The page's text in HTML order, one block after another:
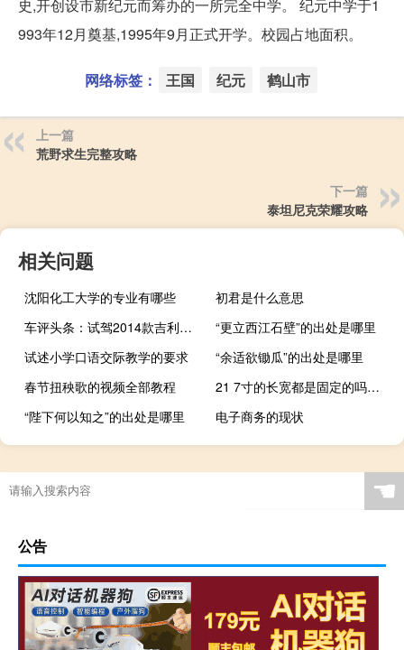
史,开创设市新纪元而筹办的一所完全中学。 纪元中学于1
993年12月奠基,1995年9月正式开学。校园占地面积。
网络标签： 王国 纪元 鹤山市
上一篇
荒野求生完整攻略
下一篇
泰坦尼克荣耀攻略
相关问题
沈阳化工大学的专业有哪些
初君是什么意思
车评头条：试驾2014款吉利全球鹰GX7 动感新体验
“更立西江石壁”的出处是哪里
试述小学口语交际教学的要求
“余适欲锄瓜”的出处是哪里
春节扭秧歌的视频全部教程
21 7寸的长宽都是固定的吗对吗（21 7寸的长宽都是固定的吗）
“陛下何以知之”的出处是哪里
电子商务的现状
☚
公告